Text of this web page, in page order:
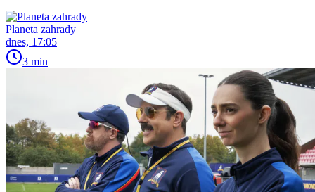
Planeta zahrady
dnes, 17:05
3 min